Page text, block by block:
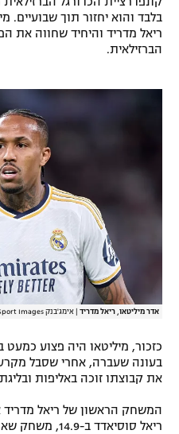
מדיניות פרטיות
תקנון פעילות ספורט 1
רשיון להקרנה פומבית לבית
הצטרפות לחבילת הערוצים
לוח דרושים – ג'ובנט
גיימינג E-Sports
בלבד והוא יחזור תוך שבועיים.
ריאל מדריד והיחיד שחווה את
הברזילאית.
אדר מיליטאו, ריאל מדריד אימג'בנק GettyImages, Jose Manuel Alvarez/Quality Sport Images
בעונה שעברה, אחרי שסבל
את קבוצתו זוכה באליפות
המשחק הראשון של ריאל מדריד
ריאל סוסיאדד